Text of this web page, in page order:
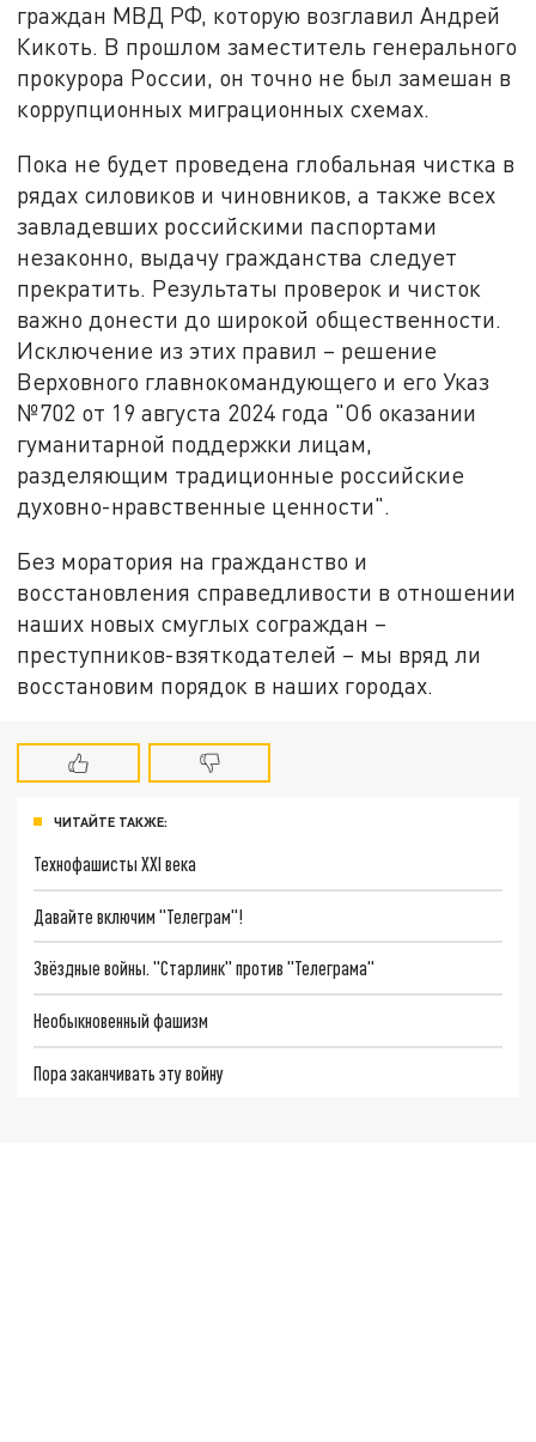
граждан МВД РФ, которую возглавил Андрей
Кикоть. В прошлом заместитель генерального
прокурора России, он точно не был замешан в
коррупционных миграционных схемах.
Пока не будет проведена глобальная чистка в
рядах силовиков и чиновников, а также всех
завладевших российскими паспортами
незаконно, выдачу гражданства следует
прекратить. Результаты проверок и чисток
важно донести до широкой общественности.
Исключение из этих правил – решение
Верховного главнокомандующего и его Указ
№702 от 19 августа 2024 года "Об оказании
гуманитарной поддержки лицам,
разделяющим традиционные российские
духовно-нравственные ценности".
Без моратория на гражданство и
восстановления справедливости в отношении
наших новых смуглых сограждан –
преступников-взяткодателей – мы вряд ли
восстановим порядок в наших городах.
ЧИТАЙТЕ ТАКЖЕ:
Технофашисты XXI века
Давайте включим "Телеграм"!
Звёздные войны. "Старлинк" против "Телеграма"
Необыкновенный фашизм
Пора заканчивать эту войну